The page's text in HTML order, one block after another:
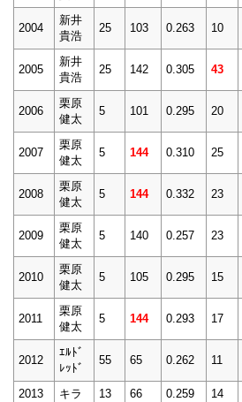
2004
新井
貴浩
25 103 0.263 10
2005
新井
貴浩
25 142 0.305 43
2006
栗原
健太
5 101 0.295 20
2007
栗原
健太
5 144 0.310 25
2008
栗原
健太
5 144 0.332 23
2009
栗原
健太
5 140 0.257 23
2010
栗原
健太
5 105 0.295 15
2011
栗原
健太
5 144 0.293 17
2012
ｴﾙﾄﾞ
ﾚｯﾄﾞ
55 65 0.262 11
2013 キラ 13 66 0.259 14